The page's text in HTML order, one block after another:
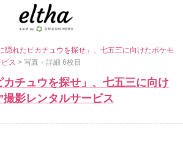
隠れたピカチュウを探せ」、七五三に向けたポケモ
ビス> 写真・詳細 6枚目
カチュウを探せ」、七五三に向け
撮影レンタルサービス